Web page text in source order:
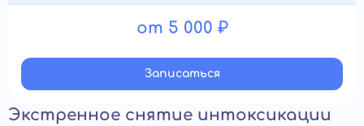
от 5 000 ₽
Записатьcя
Экстренное снятие интоксикации